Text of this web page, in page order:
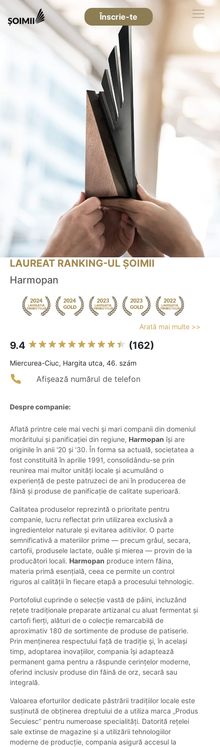
Înscrie-te
LAUREAT RANKING-UL ȘOIMII
Harmopan
Arată mai multe >>
9.4 (162)
Miercurea-Ciuc, Hargita utca, 46. szám
Afișează numărul de telefon
Despre companie:
Aflată printre cele mai vechi și mari companii din domeniul
morăritului și panificației din regiune, Harmopan își are
originile în anii '20 și '30. În forma sa actuală, societatea a
fost constituită în aprilie 1991, consolidându-se prin
reunirea mai multor unități locale și acumulând o
experiență de peste patruzeci de ani în producerea de
făină și produse de panificație de calitate superioară.
Calitatea produselor reprezintă o prioritate pentru
companie, lucru reflectat prin utilizarea exclusivă a
ingredientelor naturale și evitarea aditivilor. O parte
semnificativă a materiilor prime — precum grâul, secara,
cartofii, produsele lactate, ouăle și mierea — provin de la
producători locali. Harmopan produce intern făina,
materia primă esențială, ceea ce permite un control
riguros al calității în fiecare etapă a procesului tehnologic.
Portofoliul cuprinde o selecție vastă de pâini, incluzând
rețete tradiționale preparate artizanal cu aluat fermentat și
cartofi fierți, alături de o colecție remarcabilă de
aproximativ 180 de sortimente de produse de patiserie.
Prin menținerea respectului față de tradiție și, în același
timp, adoptarea inovațiilor, compania își adaptează
permanent gama pentru a răspunde cerințelor moderne,
oferind inclusiv produse din făină de orz, secară sau
integrală.
Valoarea eforturilor dedicate păstrării tradițiilor locale este
susținută de obținerea dreptului de a utiliza marca „Produs
Secuiesc” pentru numeroase specialități. Datorită rețelei
sale extinse de magazine și a utilizării tehnologiilor
moderne de producție, compania asigură accesul la